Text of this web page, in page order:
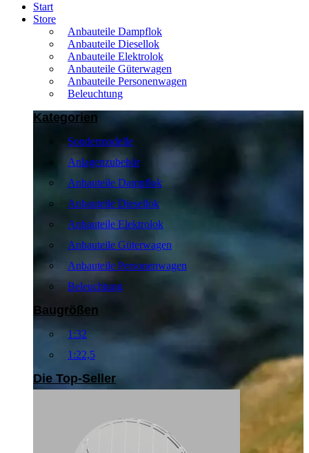
Start
Store
Anbauteile Dampflok
Anbauteile Diesellok
Anbauteile Elektrolok
Anbauteile Güterwagen
Anbauteile Personenwagen
Beleuchtung
Kategorien
Sondermodelle
Anlagenzubehör
Anbauteile Dampflok
Anbauteile Diesellok
Anbauteile Elektrolok
Anbauteile Güterwagen
Anbauteile Personenwagen
Beleuchtung
Baugrößen
1:32
1:22,5
Die Top-Seller